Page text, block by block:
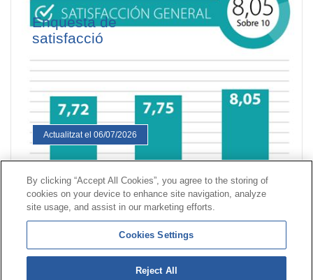
Enquesta de
satisfacció
Actualitzat el 06/07/2026
Contacte |Perfil del contractant|Reclamacions
Línia Universal 900 203 203|Zona Privada Comissió de
Prestacions Especials|Zona Privada Proveïdor Sanitari
© Mutua Universal 2026| Mapa del web
By clicking “Accept All Cookies”, you agree to the storing of
cookies on your device to enhance site navigation, analyze
site usage, and assist in our marketing efforts.
Cookies Settings
Reject All